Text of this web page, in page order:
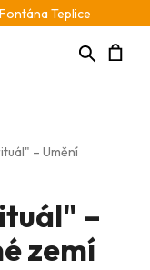
Teplice
Hledat
– Umění
–
zemí